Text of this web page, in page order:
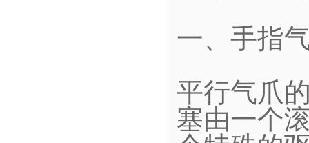
一、手指
平行气爪
塞由一个